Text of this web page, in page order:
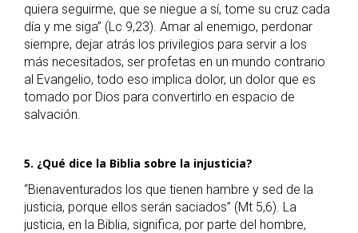
quiera seguirme, que se niegue a sí, tome su cruz cada
día y me siga” (Lc 9,23). Amar al enemigo, perdonar
siempre, dejar atrás los privilegios para servir a los
más necesitados, ser profetas en un mundo contrario
al Evangelio, todo eso implica dolor, un dolor que es
tomado por Dios para convertirlo en espacio de
salvación.
5. ¿Qué dice la Biblia sobre la injusticia?
“Bienaventurados los que tienen hambre y sed de la
justicia, porque ellos serán saciados” (Mt 5,6). La
justicia, en la Biblia, significa, por parte del hombre,